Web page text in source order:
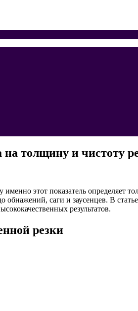
толщину и чистоту
этот показатель определяет
саги и заусенцев. В
результатов.
резки